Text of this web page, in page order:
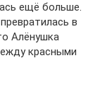
ещё больше.
в
Алёнушка
красными